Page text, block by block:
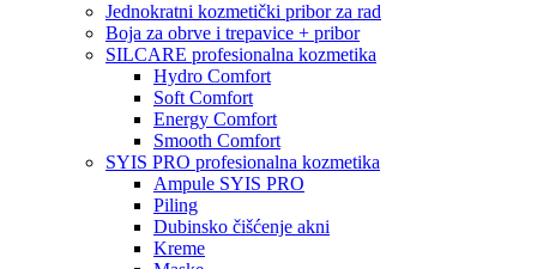
Jednokratni kozmetički pribor za rad
Boja za obrve i trepavice + pribor
SILCARE profesionalna kozmetika
Hydro Comfort
Soft Comfort
Energy Comfort
Smooth Comfort
SYIS PRO profesionalna kozmetika
Ampule SYIS PRO
Piling
Dubinsko čišćenje akni
Kreme